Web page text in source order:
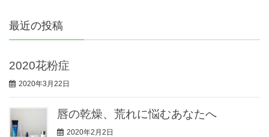
最近の投稿
2020花粉症
2020年3月22日
唇の乾燥、荒れに悩むあなたへ
2020年2月2日